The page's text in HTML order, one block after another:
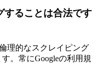
することは合法です
理的なスクレイピング
。常にGoogleの利用規